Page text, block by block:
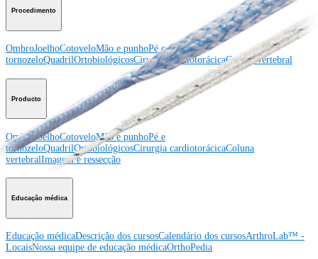
Procedimento
OmbroJoelhoCotoveloMão e punhoPé e
tornozeloQuadrilOrtobiológicosCirurgia cardiotorácicaColuna vertebral
Producto
OmbroJoelhoCotoveloMão e punhoPé e
tornozeloQuadrilOrtobiológicosCirurgia cardiotorácicaColuna
vertebralImagem e ressecção
Educação médica
Educação médicaDescrição dos cursosCalendário dos cursosArthroLab™ -
LocaisNossa equipe de educação médicaOrthoPedia